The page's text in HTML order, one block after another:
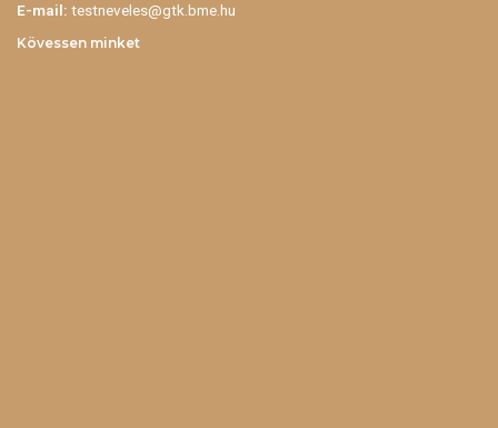
E-mail: testneveles@gtk.bme.hu
Kövessen minket